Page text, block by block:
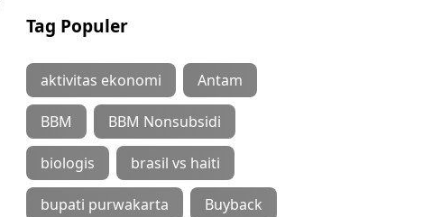
Tag Populer
aktivitas ekonomi Antam
BBM BBM Nonsubsidi
biologis brasil vs haiti
bupati purwakarta Buyback